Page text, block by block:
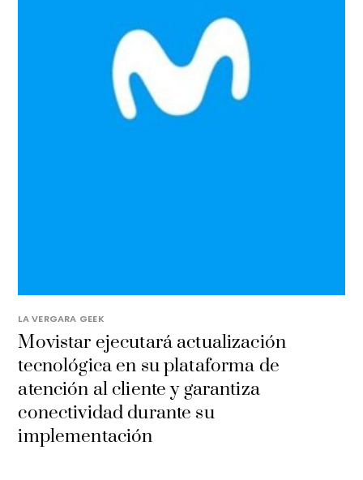
LA VERGARA GEEK
Movistar ejecutará actualización
tecnológica en su plataforma de
atención al cliente y garantiza
conectividad durante su
implementación